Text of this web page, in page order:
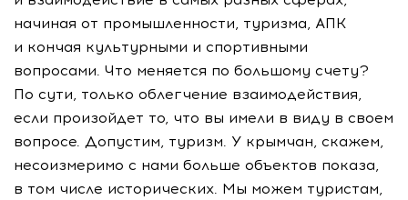
начиная от промышленности, туризма, АПК
и кончая культурными и спортивными
вопросами. Что меняется по большому счету?
По сути, только облегчение взаимодействия,
если произойдет то, что вы имели в виду в своем
вопросе. Допустим, туризм. У крымчан, скажем,
несоизмеримо с нами больше объектов показа,
в том числе исторических. Мы можем туристам,